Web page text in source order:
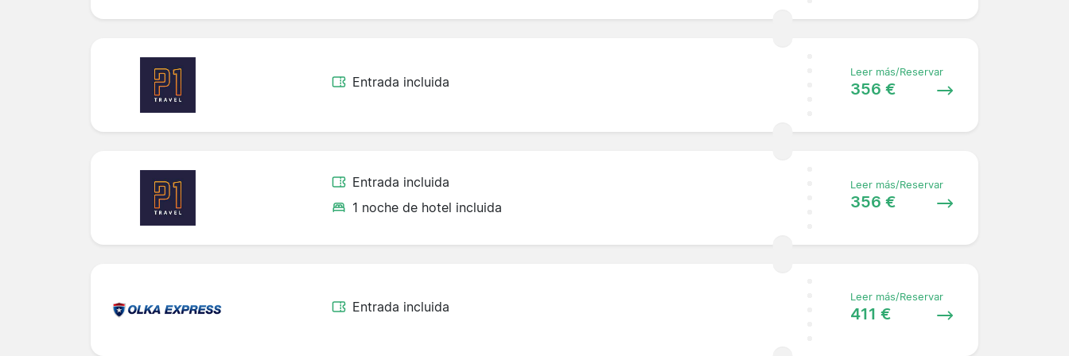
Entrada incluida
Leer más/Reservar
356 €
Entrada incluida
1 noche de hotel incluida
Leer más/Reservar
356 €
Entrada incluida
Leer más/Reservar
411 €